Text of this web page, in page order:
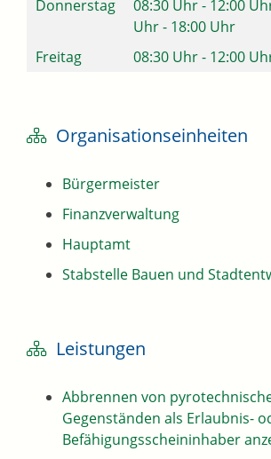
Donnerstag
08:30 Uhr- 12:00
Uhr- 18:00 Uhr
Freitag
08:30 Uhr- 12:00
Organisationseinheiten
Bürgermeister
Finanzverwaltung
Hauptamt
Stabstelle Bauen und
Leistungen
Abbrennen von
Gegenständen als Erlaubnis-
Befähigungsscheininhaber